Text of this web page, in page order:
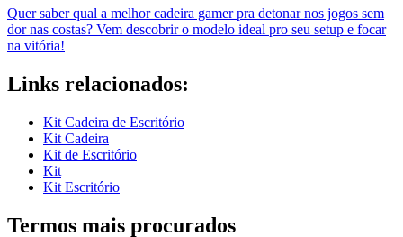
Quer saber qual a melhor cadeira gamer pra detonar nos jogos sem
dor nas costas? Vem descobrir o modelo ideal pro seu setup e focar
na vitória!
Links relacionados:
Kit Cadeira de Escritório
Kit Cadeira
Kit de Escritório
Kit
Kit Escritório
Termos mais procurados